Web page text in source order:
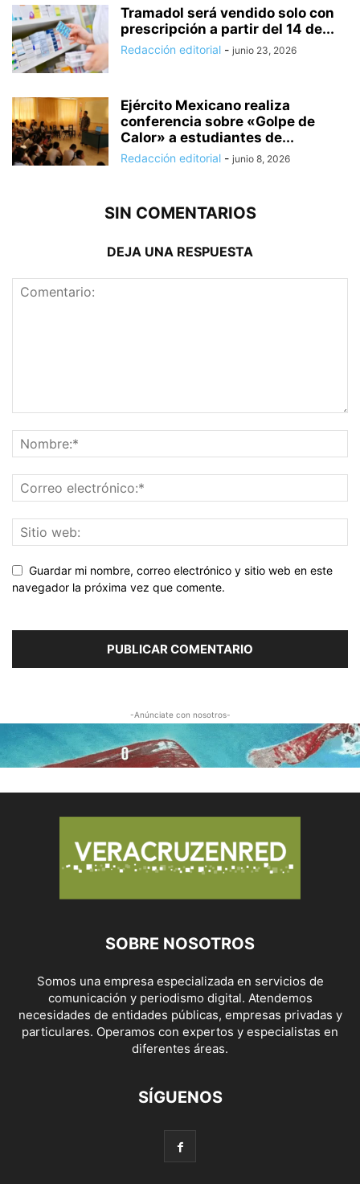
Tramadol será vendido solo con
prescripción a partir del 14 de...
Redacción editorial - junio 23, 2026
Ejército Mexicano realiza
conferencia sobre «Golpe de
Calor» a estudiantes de...
Redacción editorial - junio 8, 2026
SIN COMENTARIOS
DEJA UNA RESPUESTA
Guardar mi nombre, correo electrónico y sitio web en este
navegador la próxima vez que comente.
-Anúnciate con nosotros-
SOBRE NOSOTROS
Somos una empresa especializada en servicios de
comunicación y periodismo digital. Atendemos
necesidades de entidades públicas, empresas privadas y
particulares. Operamos con expertos y especialistas en
diferentes áreas.
SÍGUENOS